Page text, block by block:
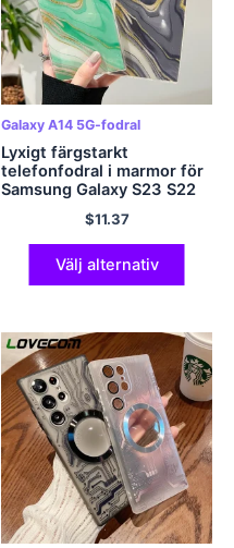
Galaxy A14 5G-fodral
Lyxigt färgstarkt
telefonfodral i marmor för
Samsung Galaxy S23 S22
S21 Ultra S10 Plus S20 FE
A54 A34 A14 A53 A23
A24 5G mjukt skal
$11.37
Välj alternativ